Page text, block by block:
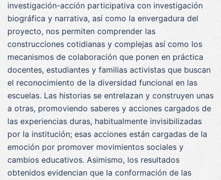
investigación-acción participativa con investigación
biográfica y narrativa, así como la envergadura del
proyecto, nos permiten comprender las
construcciones cotidianas y complejas así como los
mecanismos de colaboración que ponen en práctica
docentes, estudiantes y familias activistas que buscan
el reconocimiento de la diversidad funcional en las
escuelas. Las historias se entrelazan y construyen unas
a otras, promoviendo saberes y acciones cargados de
las experiencias duras, habitualmente invisibilizadas
por la institución; esas acciones están cargadas de la
emoción por promover movimientos sociales y
cambios educativos. Asimismo, los resultados
obtenidos evidencian que la conformación de las